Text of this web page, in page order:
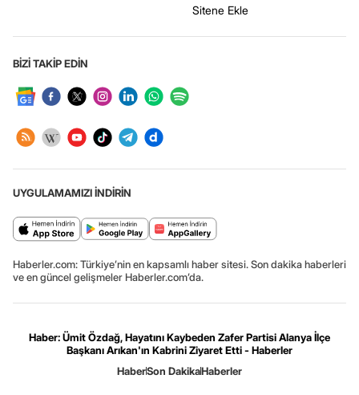
Sitene Ekle
BİZİ TAKİP EDİN
UYGULAMAMIZI İNDİRİN
Haberler.com: Türkiye’nin en kapsamlı haber sitesi. Son dakika haberleri
ve en güncel gelişmeler Haberler.com’da.
Haber: Ümit Özdağ, Hayatını Kaybeden Zafer Partisi Alanya İlçe
Başkanı Arıkan'ın Kabrini Ziyaret Etti - Haberler
HaberSon DakikaHaberler